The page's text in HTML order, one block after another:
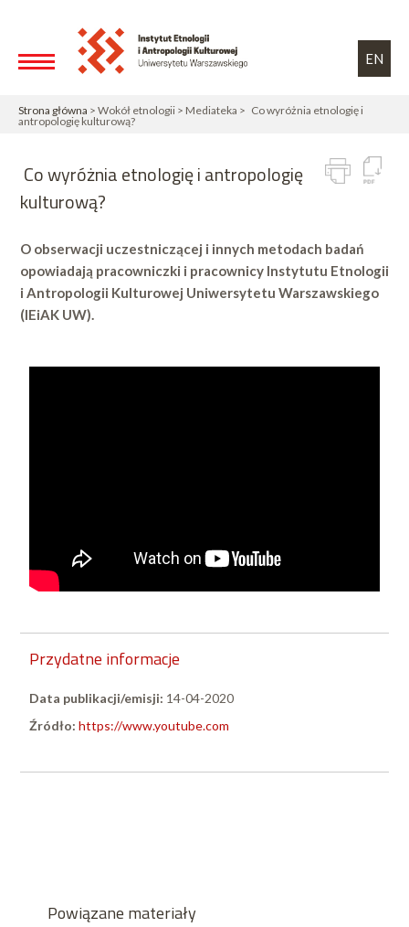
EN
Strona główna > Wokół etnologii > Mediateka > Co wyróżnia etnologię i
antropologię kulturową?
Co wyróżnia etnologię i antropologię
kulturową?
O obserwacji uczestniczącej i innych metodach badań
opowiadają pracowniczki i pracownicy Instytutu Etnologii
i Antropologii Kulturowej Uniwersytetu Warszawskiego
(IEiAK UW).
Przydatne informacje
Data publikacji/emisji: 14-04-2020
Źródło: https://www.youtube.com
Powiązane materiały